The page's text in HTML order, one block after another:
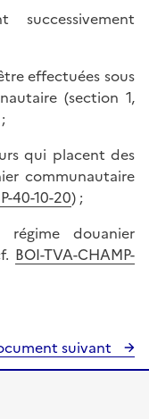
effectuées sous
(section 1,
qui placent des
communautaire
40-10-20) ;
douanier
BOI-TVA-CHAMP-
suivant